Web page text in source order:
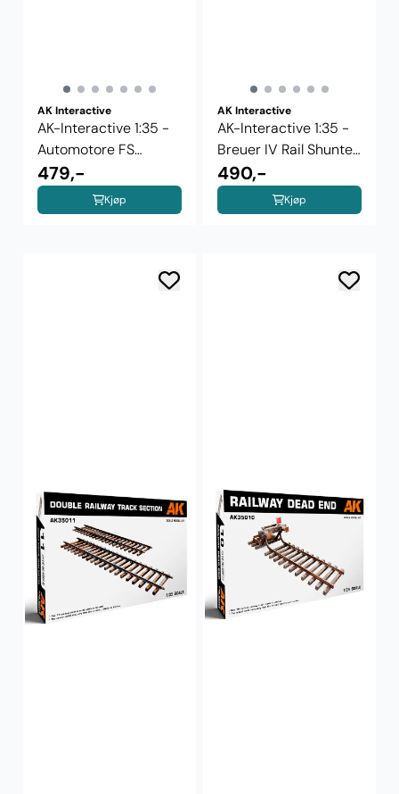
AK Interactive
AK-Interactive 1:35 -
Automotore FS
206/207/208 ...
479,-
Kjøp
AK Interactive
AK-Interactive 1:35 -
Breuer IV Rail Shunter
...
490,-
Kjøp